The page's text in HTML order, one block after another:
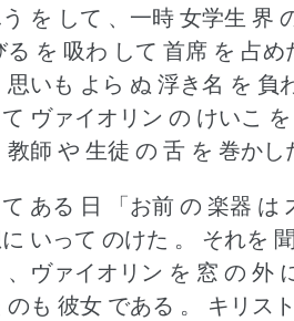
う を して 、一時 女学生 界
る を 吸わ して 首席 を 占
思いも よら ぬ 浮き名 を 負
ヴァイオリン の けいこ
教師 や 生徒 の 舌 を 巻かし
ある 日 「お前 の 楽器 は
いって のけた 。
それを
、ヴァイオリン を 窓 の 外
のも 彼女 である 。
キリス